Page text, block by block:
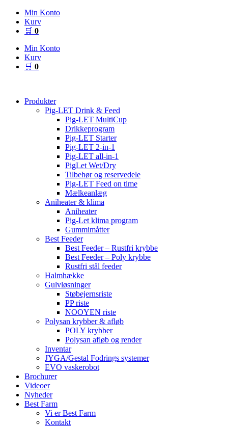
Videre
indhold
Min Konto
Kurv
🛒 0
Min Konto
Kurv
🛒 0
Produkter
Pig-LET Drink & Feed
Pig-LET MultiCup
Drikkeprogram
Pig-LET Starter
Pig-LET 2-in-1
Pig-LET all-in-1
PigLet Wet/Dry
Tilbehør og reservedele
Pig-LET Feed on time
Mælkeanlæg
Aniheater & klima
Aniheater
Pig-Let klima program
Gummimåtter
Best Feeder
Best Feeder – Rustfri krybbe
Best Feeder – Poly krybbe
Rustfri stål feeder
Halmhække
Gulvløsninger
Støbejernsriste
PP riste
NOOYEN riste
Polysan krybber & afløb
POLY krybber
Polysan afløb og render
Inventar
JYGA/Gestal Fodrings systemer
EVO vaskerobot
Brochurer
Videoer
Nyheder
Best Farm
Vi er Best Farm
Kontakt